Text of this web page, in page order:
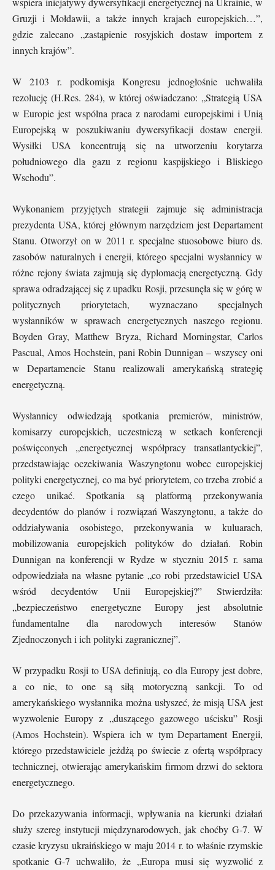
Gruzji i Mołdawii, a także innych krajach europejskich…”,
gdzie zalecano „zastąpienie rosyjskich dostaw importem z
innych krajów”.
W 2103 r. podkomisja Kongresu jednogłośnie uchwaliła
rezolucję (H.Res. 284), w której oświadczano: „Strategią USA
w Europie jest wspólna praca z narodami europejskimi i Unią
Europejską w poszukiwaniu dywersyfikacji dostaw energii.
Wysiłki USA koncentrują się na utworzeniu korytarza
południowego dla gazu z regionu kaspijskiego i Bliskiego
Wschodu”.
Wykonaniem przyjętych strategii zajmuje się administracja
prezydenta USA, której głównym narzędziem jest Departament
Stanu. Otworzył on w 2011 r. specjalne stuosobowe biuro ds.
zasobów naturalnych i energii, którego specjalni wysłannicy w
różne rejony świata zajmują się dyplomacją energetyczną. Gdy
sprawa odradzającej się z upadku Rosji, przesunęła się w górę w
politycznych priorytetach, wyznaczano specjalnych
wysłanników w sprawach energetycznych naszego regionu.
Boyden Gray, Matthew Bryza, Richard Morningstar, Carlos
Pascual, Amos Hochstein, pani Robin Dunnigan – wszyscy oni
w Departamencie Stanu realizowali amerykańską strategię
energetyczną.
Wysłannicy odwiedzają spotkania premierów, ministrów,
komisarzy europejskich, uczestniczą w setkach konferencji
poświęconych „energetycznej współpracy transatlantyckiej”,
przedstawiając oczekiwania Waszyngtonu wobec europejskiej
polityki energetycznej, co ma być priorytetem, co trzeba zrobić a
czego unikać. Spotkania są platformą przekonywania
decydentów do planów i rozwiązań Waszyngtonu, a także do
oddziaływania osobistego, przekonywania w kuluarach,
mobilizowania europejskich polityków do działań. Robin
Dunnigan na konferencji w Rydze w styczniu 2015 r. sama
odpowiedziała na własne pytanie „co robi przedstawiciel USA
wśród decydentów Unii Europejskiej?” Stwierdziła:
„bezpieczeństwo energetyczne Europy jest absolutnie
fundamentalne dla narodowych interesów Stanów
Zjednoczonych i ich polityki zagranicznej”.
W przypadku Rosji to USA definiują, co dla Europy jest dobre,
a co nie, to one są siłą motoryczną sankcji. To od
amerykańskiego wysłannika można usłyszeć, że misją USA jest
wyzwolenie Europy z „duszącego gazowego uścisku” Rosji
(Amos Hochstein). Wspiera ich w tym Departament Energii,
którego przedstawiciele jeżdżą po świecie z ofertą współpracy
technicznej, otwierając amerykańskim firmom drzwi do sektora
energetycznego.
Do przekazywania informacji, wpływania na kierunki działań
służy szereg instytucji międzynarodowych, jak choćby G-7. W
czasie kryzysu ukraińskiego w maju 2014 r. to właśnie rzymskie
spotkanie G-7 uchwaliło, że „Europa musi się wyzwolić z